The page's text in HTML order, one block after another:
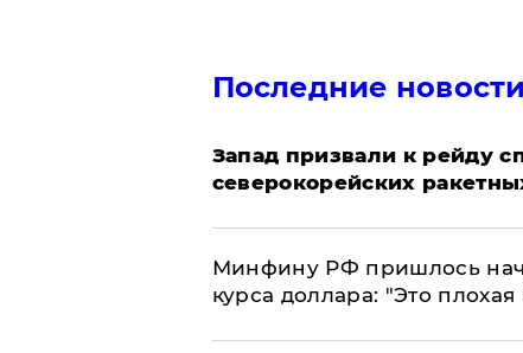
Последние новости
Запад призвали к рейду
северокорейских
Минфину РФ пришлось
курса доллара: "Это